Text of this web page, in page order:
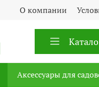
О компании
Аксессуары для